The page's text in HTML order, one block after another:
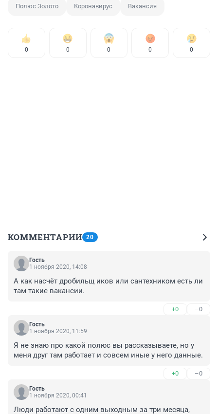
Полюс Золото Коронавирус Вакансия
0 0 0 0 0
КОММЕНТАРИИ 20
Гость
1 ноября 2020, 14:08
А как насчёт дробильщ иков или сантехником есть ли
там такие вакансии.
+0 –0
Гость
1 ноября 2020, 11:59
Я не знаю про какой полюс вы рассказываете, но у
меня друг там работает и совсем иные у него данные.
+0 –0
Гость
1 ноября 2020, 00:41
Люди работают с одним выходным за три месяца,